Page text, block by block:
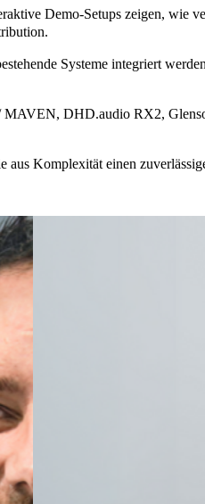
Demo-Setups zeigen,
Systeme integriert
MAVEN, DHD.audio RX2,
aus Komplexität einen
Treva
Head,
Qvest
Australia